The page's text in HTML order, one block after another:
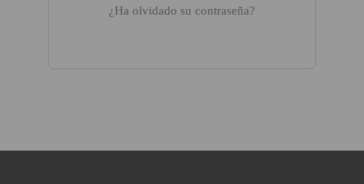
¿Ha olvidado su contraseña?